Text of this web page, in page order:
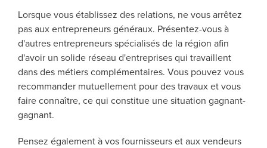
Lorsque vous établissez des relations, ne vous arrêtez
pas aux entrepreneurs généraux. Présentez-vous à
d'autres entrepreneurs spécialisés de la région afin
d'avoir un solide réseau d'entreprises qui travaillent
dans des métiers complémentaires. Vous pouvez vous
recommander mutuellement pour des travaux et vous
faire connaître, ce qui constitue une situation gagnant-
gagnant.
Pensez également à vos fournisseurs et aux vendeurs